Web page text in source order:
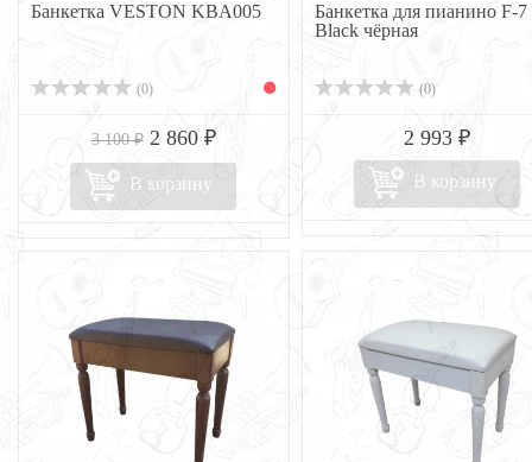
Банкетка VESTON KBA005
(0)
3 100 ₽ 2 860 ₽
В корзину
Банкетка для пианино F-7
Black чёрная
(0)
2 993 ₽
В корзину